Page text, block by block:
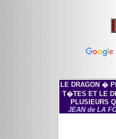
LE DRAGON �
T�TES ET LE
PLUSIEURS
JEAN de LA